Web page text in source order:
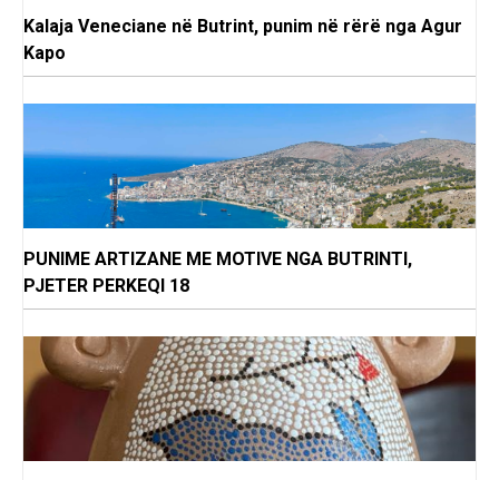
Kalaja Veneciane në Butrint, punim në rërë nga Agur
Kapo
PUNIME ARTIZANE ME MOTIVE NGA BUTRINTI,
PJETER PERKEQI 18